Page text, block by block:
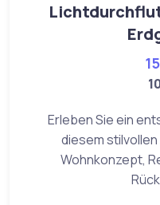
Erleben Sie ein
diesem
Wohnkonzept,